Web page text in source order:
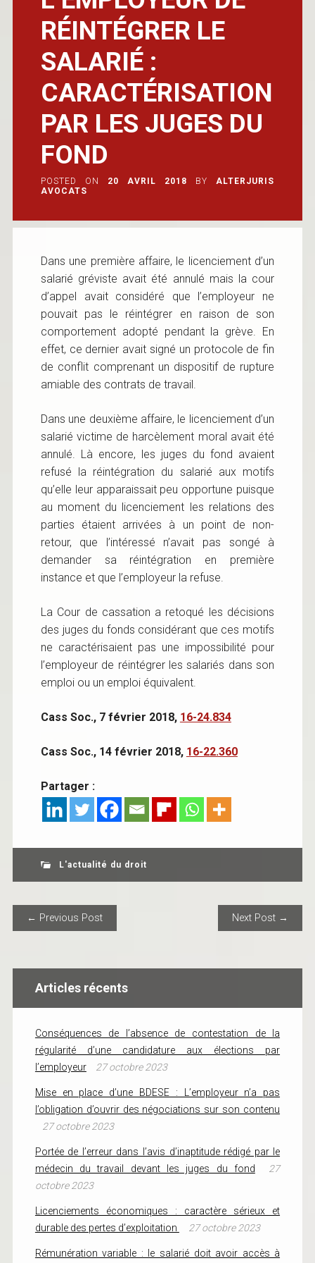
RÉINTÉGRER LE
SALARIÉ :
CARACTÉRISATION
PAR LES JUGES DU
FOND
POSTED ON 20 AVRIL 2018 BY
ALTERJURIS
AVOCATS
Dans une première affaire, le licenciement d’un
salarié gréviste avait été annulé mais la cour
d’appel avait considéré que l’employeur ne
pouvait pas le réintégrer en raison de son
comportement adopté pendant la grève. En
effet, ce dernier avait signé un protocole de fin
de conflit comprenant un dispositif de rupture
amiable des contrats de travail.
Dans une deuxième affaire, le licenciement d’un
salarié victime de harcèlement moral avait été
annulé. Là encore, les juges du fond avaient
refusé la réintégration du salarié aux motifs
qu’elle leur apparaissait peu opportune puisque
au moment du licenciement les relations des
parties étaient arrivées à un point de non-
retour, que l’intéressé n’avait pas songé à
demander sa réintégration en première
instance et que l’employeur la refuse.
La Cour de cassation a retoqué les décisions
des juges du fonds considérant que ces motifs
ne caractérisaient pas une impossibilité pour
l’employeur de réintégrer les salariés dans son
emploi ou un emploi équivalent.
Cass Soc., 7 février 2018, 16-24.834
Cass Soc., 14 février 2018, 16-22.360
Partager :
L'actualité du droit
POST NAVIGATION
← Previous Post Next Post →
Articles récents
Conséquences de l’absence de contestation de la
régularité d’une candidature aux élections par
l’employeur
27 octobre 2023
Mise en place d’une BDESE : L’employeur n’a pas
l’obligation d’ouvrir des négociations sur son contenu
27 octobre 2023
Portée de l’erreur dans l’avis d’inaptitude rédigé par le
médecin du travail devant les juges du fond
27
octobre 2023
Licenciements économiques : caractère sérieux et
durable des pertes d’exploitation
27 octobre 2023
Rémunération variable : le salarié doit avoir accès à